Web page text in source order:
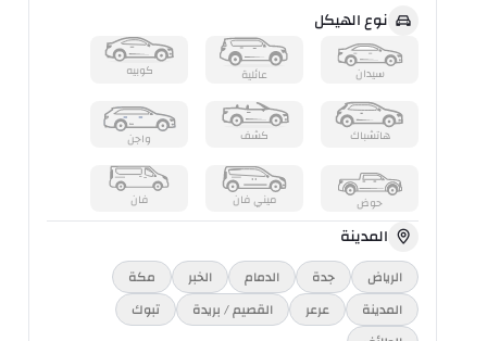
نوع الهيكل
سيدان عائلية كوبيه
هاتشباك كشف واجن
حوض ميني فان فان
المدينة
الرياض جدة الدمام الخبر
مكة
المدينة
عرعر القصيم / بريدة
تبوك